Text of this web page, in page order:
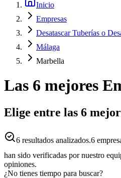
Inicio
Empresas
Desatascar Tuberías o
Málaga
Marbella
Las 6 mejores
Elige entre las 6
6 resultados analizados.6
han sido verificadas por nuestro
opiniones.
¿No tienes tiempo para buscar?